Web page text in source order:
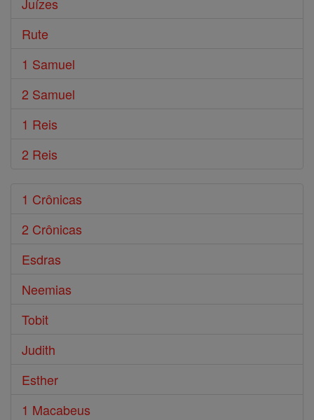
Juízes
Rute
1 Samuel
2 Samuel
1 Reis
2 Reis
1 Crônicas
2 Crônicas
Esdras
Neemias
Tobit
Judith
Esther
1 Macabeus